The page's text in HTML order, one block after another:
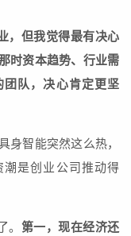
，但我觉得最有决心
时资本趋势、行业需
队，决心肯定更坚
身智能突然这么热，
是创业公司推动得
第一，现在经济还